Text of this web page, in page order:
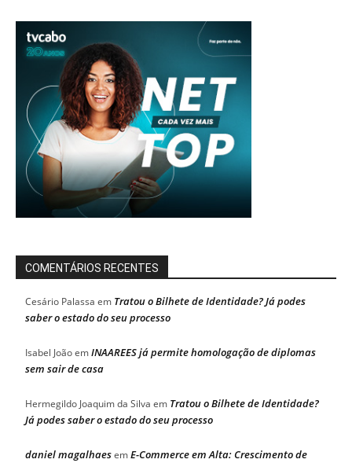
COMENTÁRIOS RECENTES
Cesário Palassa em Tratou o Bilhete de Identidade? Já podes
saber o estado do seu processo
Isabel JoãoemINAAREES já permite homologação de diplomas
sem sair de casa
Hermegildo Joaquim da Silva em Tratou o Bilhete de Identidade?
Já podes saber o estado do seu processo
daniel magalhaesemE-Commerce em Alta: Crescimento de